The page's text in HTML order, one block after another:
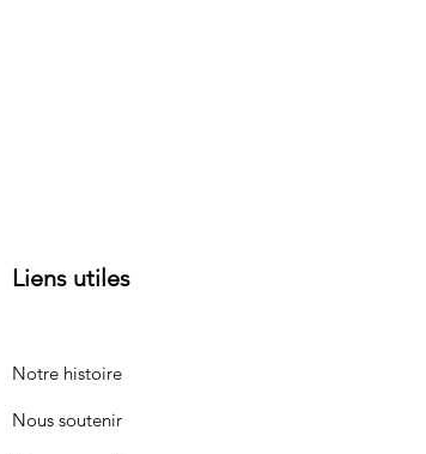
Liens utiles
Notre histoire
Nous soutenir